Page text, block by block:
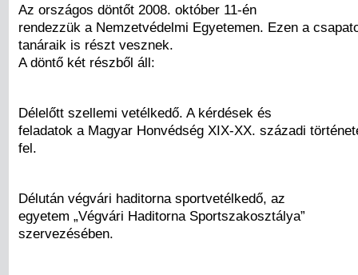
Az országos döntőt 2008. október 11-én
rendezzük a Nemzetvédelmi Egyetemen. Ezen a
tanáraik is részt vesznek.
A döntő két részből áll:
Délelőtt szellemi vetélkedő. A kérdések és
feladatok a Magyar Honvédség XIX-XX. századi
fel.
Délután végvári haditorna sportvetélkedő, az
egyetem „Végvári Haditorna Sportszakosztálya”
szervezésében.